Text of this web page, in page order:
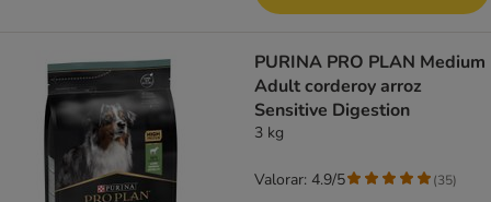
PURINA PRO PLAN Medium
Adult corderoy arroz
Sensitive Digestion
3 kg
Valorar: 4.9/5 (35)